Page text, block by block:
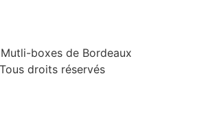
boxes de Bordeaux
Tous droits réservés